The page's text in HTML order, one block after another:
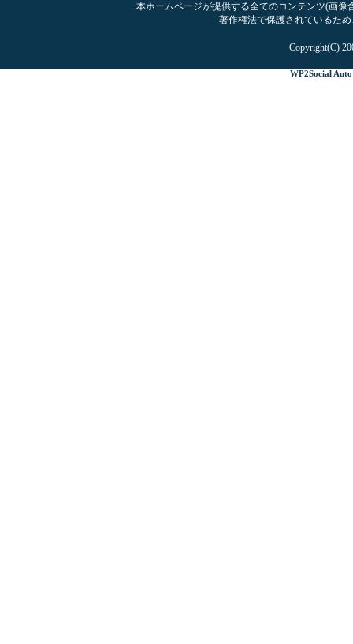
本ホームページが提供する全てのコンテンツ(画
著作権法で保護されているた
Copyright(C)
WP2Social